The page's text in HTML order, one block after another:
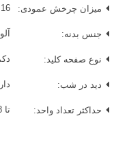
میزان چرخش عمودی: 16 درجه
جنس بدنه:
نوع صفحه کلید:
دید در شب:
حداکثر تعداد واحد: تا 8 واحد